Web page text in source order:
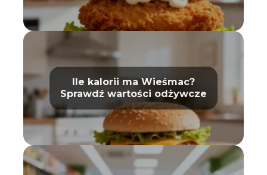
Ile kalorii ma Wieśmac?
Sprawdź wartości odżywcze